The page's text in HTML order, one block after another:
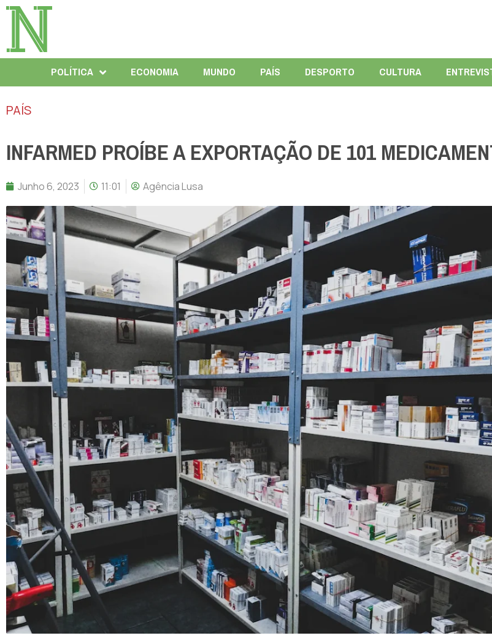
POLÍTICA ECONOMIA MUNDO PAÍS DESPORTO CULTURA
PAÍS
INFARMED PROÍBE A EXPORTAÇÃO DE 101
Junho 6, 2023 11:01 Agência Lusa